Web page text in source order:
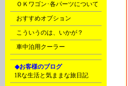
ＯＫワゴン･各パーツについて
おすすめオプション
こういうのは、いかが？
車中泊用クーラー
◆お客様のブログ
1Rな生活と気ままな旅日記